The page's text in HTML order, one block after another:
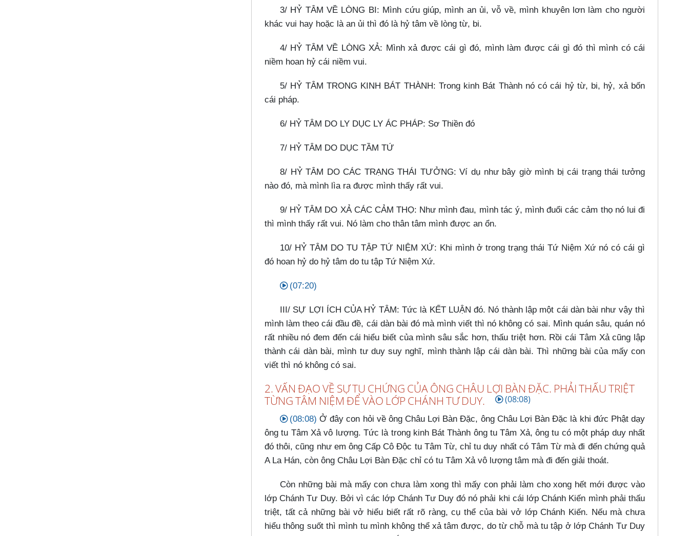
3/ HỶ TÂM VỀ LÒNG BI: Mình cứu giúp, mình an ủi, vỗ về, mình khuyên lơn làm cho người
khác vui hay hoặc là an ủi thì đó là hỷ tâm về lòng từ, bi.
4/ HỶ TÂM VỀ LÒNG XẢ: Mình xả được cái gì đó, mình làm được cái gì đó thì mình có cái
niềm hoan hỷ cái niềm vui.
5/ HỶ TÂM TRONG KINH BÁT THÀNH: Trong kinh Bát Thành nó có cái hỷ từ, bi, hỷ, xả bốn
cái pháp.
6/ HỶ TÂM DO LY DỤC LY ÁC PHÁP: Sơ Thiền đó
7/ HỶ TÂM DO DỤC TẦM TỨ
8/ HỶ TÂM DO CÁC TRẠNG THÁI TƯỞNG: Ví dụ như bây giờ mình bị cái trạng thái tưởng
nào đó, mà mình lìa ra được mình thấy rất vui.
9/ HỶ TÂM DO XẢ CÁC CẢM THỌ: Như mình đau, mình tác ý, mình đuổi các cảm thọ nó lui đi
thì mình thấy rất vui. Nó làm cho thân tâm mình được an ổn.
10/ HỶ TÂM DO TU TẬP TỨ NIỆM XỨ: Khi mình ở trong trạng thái Tứ Niệm Xứ nó có cái gì
đó hoan hỷ do hỷ tâm do tu tập Tứ Niệm Xứ.
(07:20)
III/ SỰ LỢI ÍCH CỦA HỶ TÂM: Tức là KẾT LUẬN đó. Nó thành lập một cái dàn bài như vậy thì
mình làm theo cái đầu đề, cái dàn bài đó mà mình viết thì nó không có sai. Mình quán sâu, quán nó
rất nhiều nó đem đến cái hiểu biết của mình sâu sắc hơn, thấu triệt hơn. Rồi cái Tâm Xả cũng lập
thành cái dàn bài, mình tư duy suy nghĩ, mình thành lập cái dàn bài. Thì những bài của mấy con
viết thì nó không có sai.
2. VẤN ĐẠO VỀ SỰ TU CHỨNG CỦA ÔNG CHÂU LỢI BÀN ĐẶC. PHẢI THẤU TRIỆT
TỪNG TÂM NIỆM ĐỂ VÀO LỚP CHÁNH TƯ DUY.
(08:08)
(08:08) Ở đây con hỏi về ông Châu Lợi Bàn Đặc, ông Châu Lợi Bàn Đặc là khi đức Phật dạy
ông tu Tâm Xả vô lượng. Tức là trong kinh Bát Thành ông tu Tâm Xả, ông tu có một pháp duy nhất
đó thôi, cũng như em ông Cấp Cô Độc tu Tâm Từ, chỉ tu duy nhất có Tâm Từ mà đi đến chứng quả
A La Hán, còn ông Châu Lợi Bàn Đặc chỉ có tu Tâm Xả vô lượng tâm mà đi đến giải thoát.
Còn những bài mà mấy con chưa làm xong thì mấy con phải làm cho xong hết mới được vào
lớp Chánh Tư Duy. Bởi vì các lớp Chánh Tư Duy đó nó phải khi cái lớp Chánh Kiến mình phải thấu
triệt, tất cả những bài vở hiểu biết rất rõ ràng, cụ thể của bài vở lớp Chánh Kiến. Nếu mà chưa
hiểu thông suốt thì mình tu mình không thể xả tâm được, do từ chỗ mà tu tập ở lớp Chánh Tư Duy